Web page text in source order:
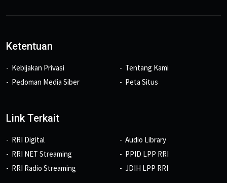
Ketentuan
Kebijakan Privasi
Pedoman Media Siber
Tentang Kami
Peta Situs
Link Terkait
RRI Digital
RRI NET Streaming
RRI Radio Streaming
Audio Library
PPID LPP RRI
JDIH LPP RRI